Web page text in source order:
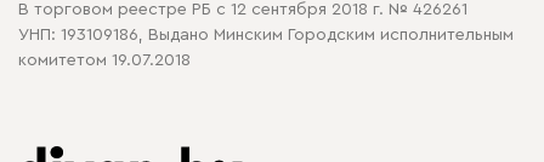
В торговом реестре РБ с 12 сентября 2018 г. № 426261
УНП: 193109186, Выдано Минским Городским исполнительным
комитетом 19.07.2018